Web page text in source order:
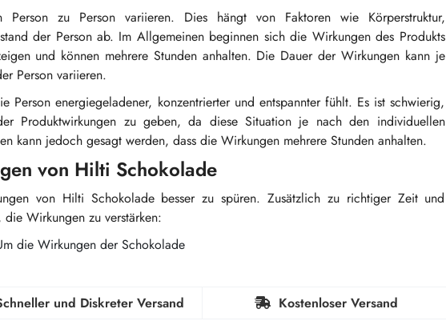
zu Person variieren. Dies hängt von Faktoren wie Körperstruktur,
der Person ab. Im Allgemeinen beginnen sich die Wirkungen des Produkts
und können mehrere Stunden anhalten. Die Dauer der Wirkungen kann je
Person variieren.
Person energiegeladener, konzentrierter und entspannter fühlt. Es ist schwierig,
Produktwirkungen zu geben, da diese Situation je nach den individuellen
kann jedoch gesagt werden, dass die Wirkungen mehrere Stunden anhalten.
von Hilti Schokolade
von Hilti Schokolade besser zu spüren. Zusätzlich zu richtiger Zeit und
Wirkungen zu verstärken:
die Wirkungen der Schokolade
und Diskreter Versand Kostenloser Versand